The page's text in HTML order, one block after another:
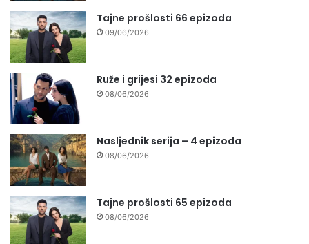
Tajne prošlosti 66 epizoda
09/06/2026
Ruže i grijesi 32 epizoda
08/06/2026
Nasljednik serija – 4 epizoda
08/06/2026
Tajne prošlosti 65 epizoda
08/06/2026